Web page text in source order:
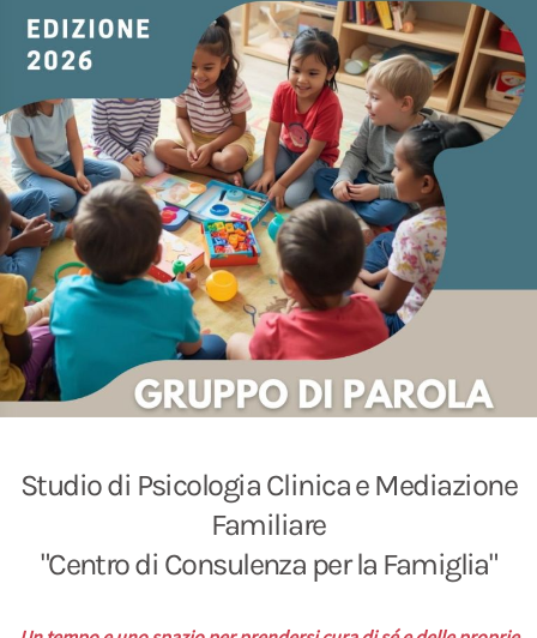
Studio di Psicologia Clinica e Mediazione
Familiare
"Centro di Consulenza per la Famiglia"